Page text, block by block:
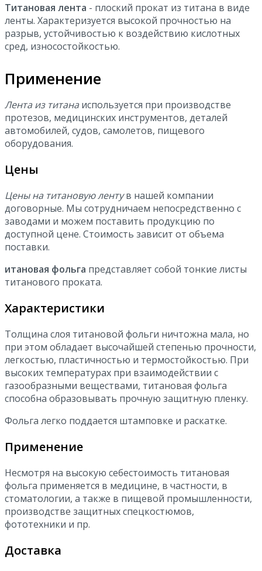
Титановая лента - плоский прокат из титана в виде
ленты. Характеризуется высокой прочностью на
разрыв, устойчивостью к воздействию кислотных
сред, износостойкостью.
Применение
Лента из титана используется при производстве
протезов, медицинских инструментов, деталей
автомобилей, судов, самолетов, пищевого
оборудования.
Цены
Цены на титановую лентув нашей компании
договорные. Мы сотрудничаем непосредственно с
заводами и можем поставить продукцию по
доступной цене. Стоимость зависит от объема
поставки.
итановая фольга представляет собой тонкие листы
титанового проката.
Характеристики
Толщина слоя титановой фольги ничтожна мала, но
при этом обладает высочайшей степенью прочности,
легкостью, пластичностью и термостойкостью. При
высоких температурах при взаимодействии с
газообразными веществами, титановая фольга
способна образовывать прочную защитную пленку.
Фольга легко поддается штамповке и раскатке.
Применение
Несмотря на высокую себестоимость титановая
фольга применяется в медицине, в частности, в
стоматологии, а также в пищевой промышленности,
производстве защитных спецкостюмов,
фототехники и пр.
Доставка